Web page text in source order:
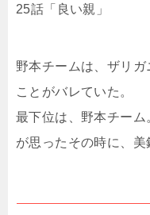
25話「良い親」
野本チームは、ザリ
ことがバレていた。
最下位は、野本チー
が思ったその時に、美